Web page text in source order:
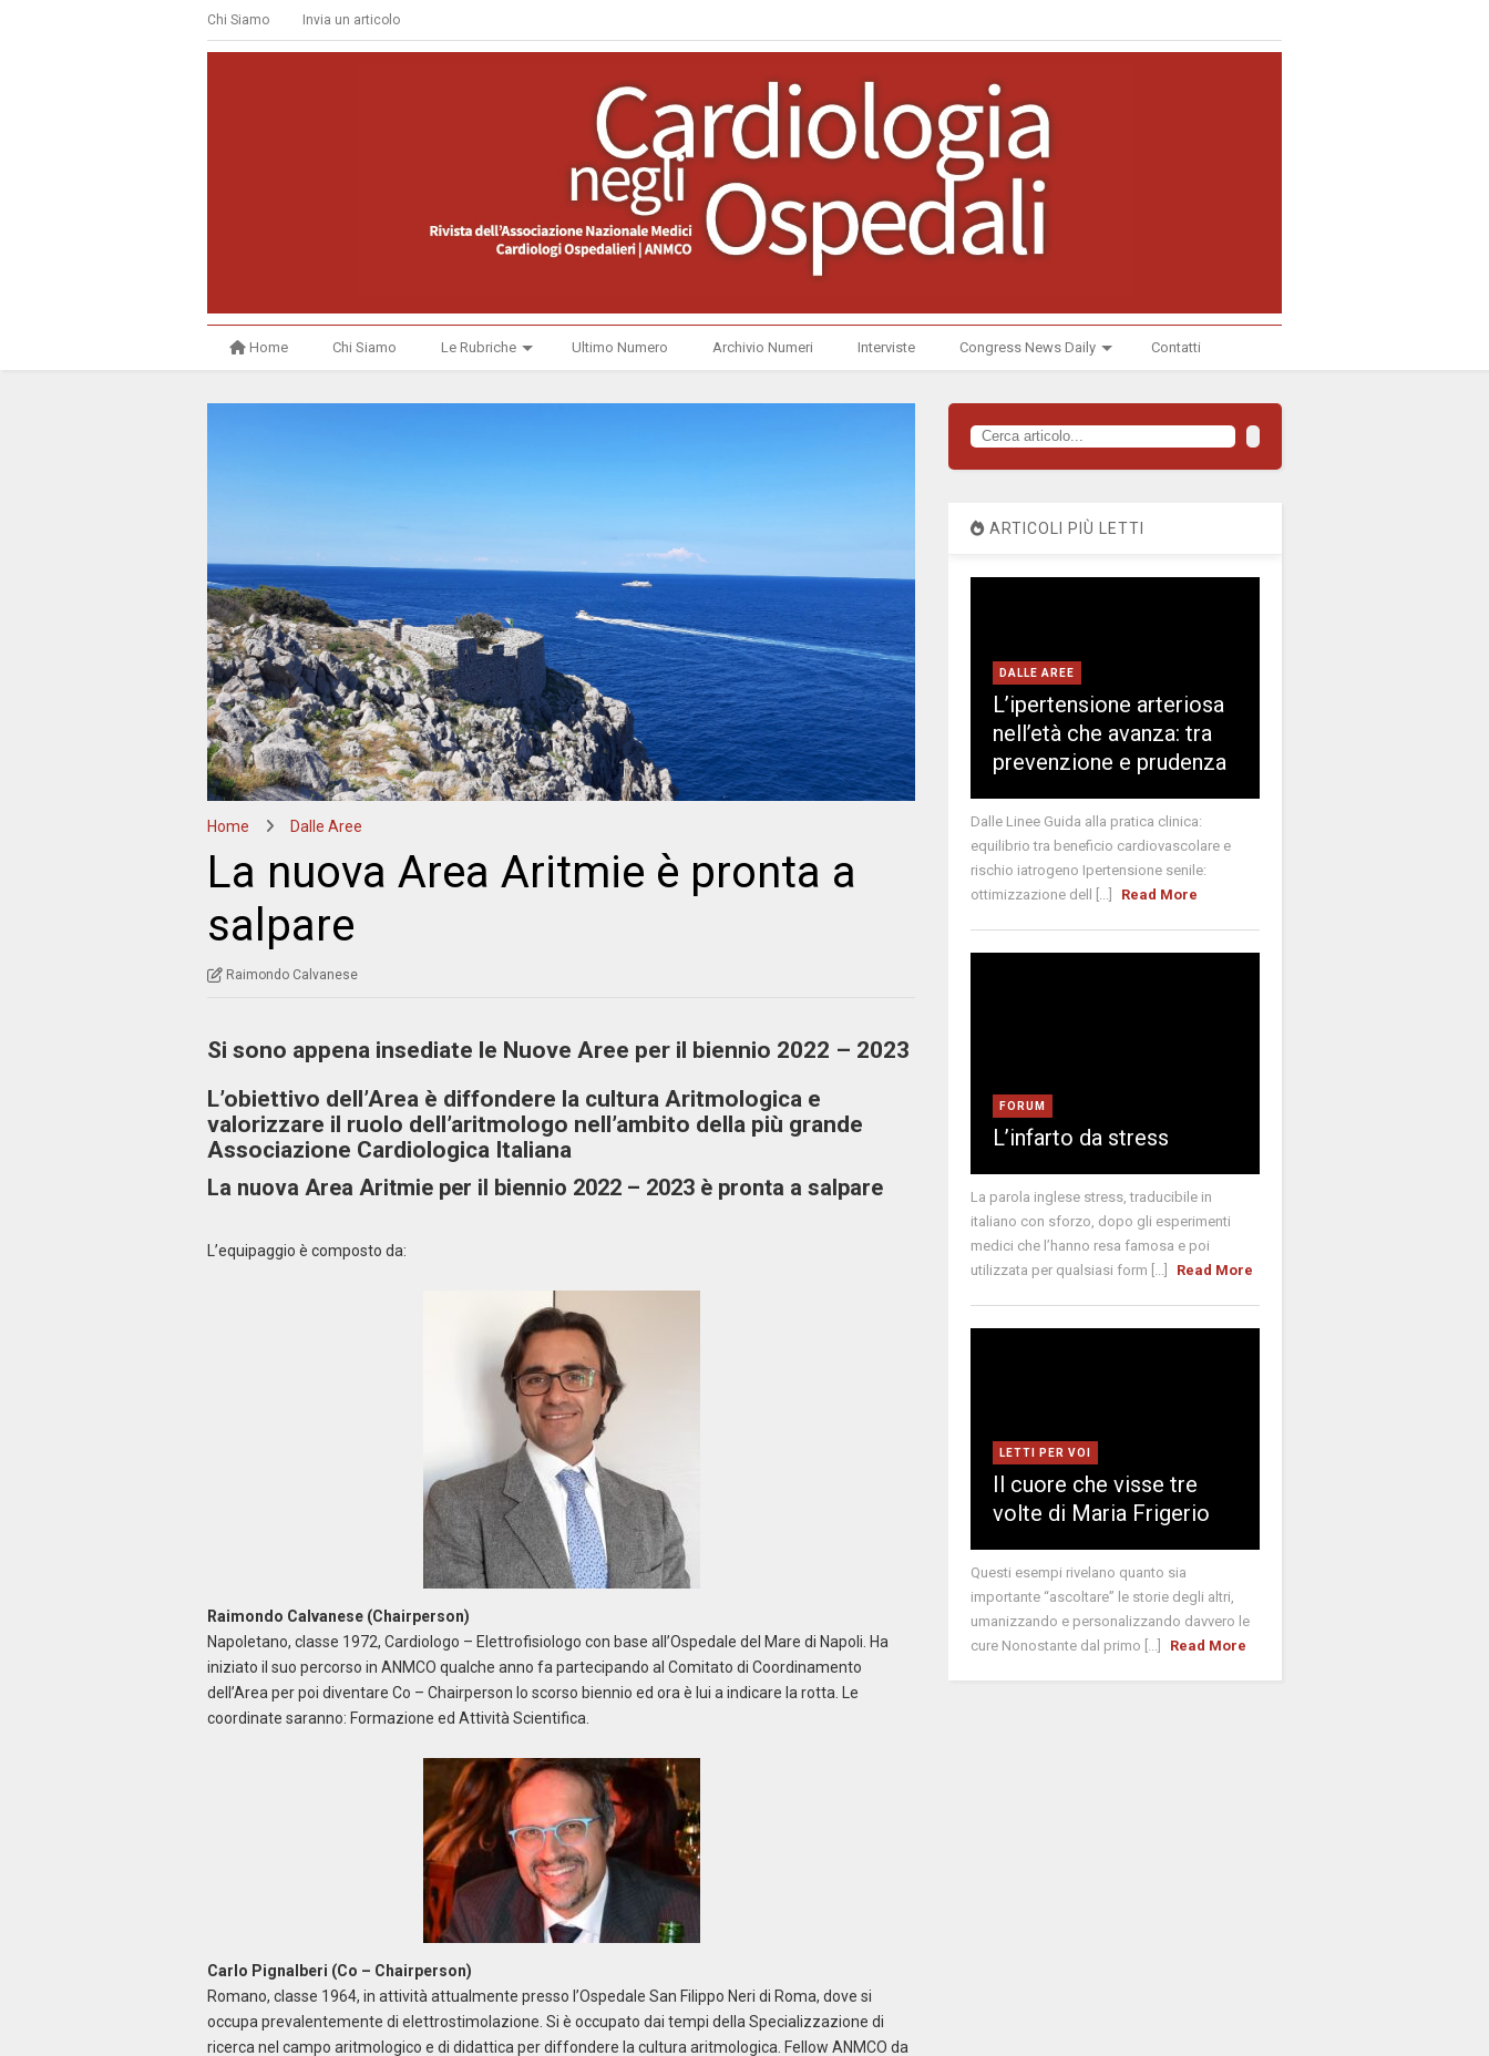
Chi Siamo Invia un articolo
Home Chi Siamo Le Rubriche Ultimo Numero Archivio Numeri Interviste Congress News Daily Contatti
Home Dalle Aree
La nuova Area Aritmie è pronta a
salpare
Raimondo Calvanese
Si sono appena insediate le Nuove Aree per il biennio 2022 – 2023
L’obiettivo dell’Area è diffondere la cultura Aritmologica e
valorizzare il ruolo dell’aritmologo nell’ambito della più grande
Associazione Cardiologica Italiana
La nuova Area Aritmie per il biennio 2022 – 2023 è pronta a salpare
L’equipaggio è composto da:
Raimondo Calvanese (Chairperson)
Napoletano, classe 1972, Cardiologo – Elettrofisiologo con base all’Ospedale del Mare di Napoli. Ha
iniziato il suo percorso in ANMCO qualche anno fa partecipando al Comitato di Coordinamento
dell’Area per poi diventare Co – Chairperson lo scorso biennio ed ora è lui a indicare la rotta. Le
coordinate saranno: Formazione ed Attività Scientifica.
Carlo Pignalberi (Co – Chairperson)
Romano, classe 1964, in attività attualmente presso l’Ospedale San Filippo Neri di Roma, dove si
occupa prevalentemente di elettrostimolazione. Si è occupato dai tempi della Specializzazione di
ricerca nel campo aritmologico e di didattica per diffondere la cultura aritmologica. Fellow ANMCO da
ARTICOLI PIÙ LETTI
DALLE AREE
L’ipertensione arteriosa
nell’età che avanza: tra
prevenzione e prudenza
Dalle Linee Guida alla pratica clinica:
equilibrio tra beneficio cardiovascolare e
rischio iatrogeno Ipertensione senile:
ottimizzazione dell [...]
Read More
FORUM
L’infarto da stress
La parola inglese stress, traducibile in
italiano con sforzo, dopo gli esperimenti
medici che l’hanno resa famosa e poi
utilizzata per qualsiasi form [...]
Read More
LETTI PER VOI
Il cuore che visse tre
volte di Maria Frigerio
Questi esempi rivelano quanto sia
importante “ascoltare” le storie degli altri,
umanizzando e personalizzando davvero le
cure Nonostante dal primo [...]
Read More